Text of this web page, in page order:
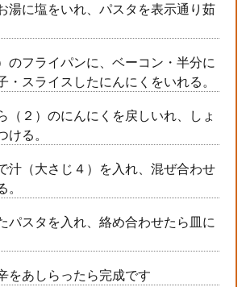
湯に塩をいれ、パスタを表示通り茹
のフライパンに、ベーコン・半分に
・スライスしたにんにくをいれる。
（２）のにんにくを戻しいれ、しょ
ける。
汁（大さじ４）を入れ、混ぜ合わせ
パスタを入れ、絡め合わせたら皿に
をあしらったら完成です